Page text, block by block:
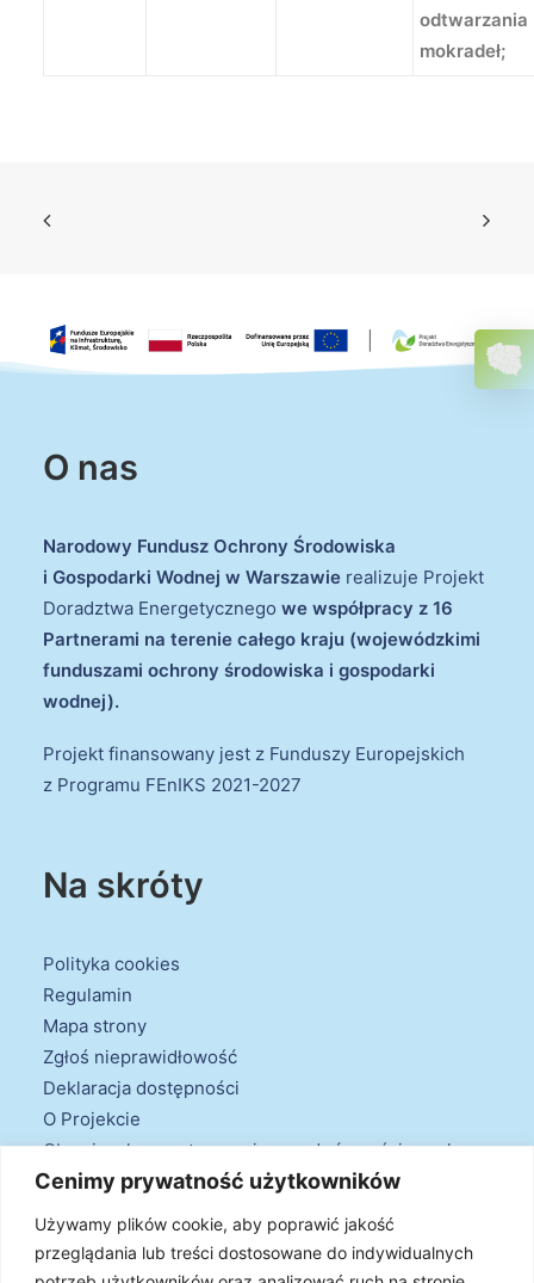
Cenimy prywatność użytkowników
Używamy plików cookie, aby poprawić jakość
przeglądania lub treści dostosowane do indywidualnych
odtwarzania
mokradeł;
O nas
Narodowy Fundusz Ochrony Środowiska
i Gospodarki Wodnej w Warszawie realizuje Projekt
Doradztwa Energetycznego we współpracy z 16
Partnerami na terenie całego kraju (wojewódzkimi
funduszami ochrony środowiska i gospodarki
wodnej).
Projekt finansowany jest z Funduszy Europejskich
z Programu FEnIKS 2021-2027
Na skróty
Polityka cookies
Regulamin
Mapa strony
Zgłoś nieprawidłowość
Deklaracja dostępności
O Projekcie
Obowiązek przestrzegania zasad równościowych
oraz warunków podstawowych
Klauzule informacyjne